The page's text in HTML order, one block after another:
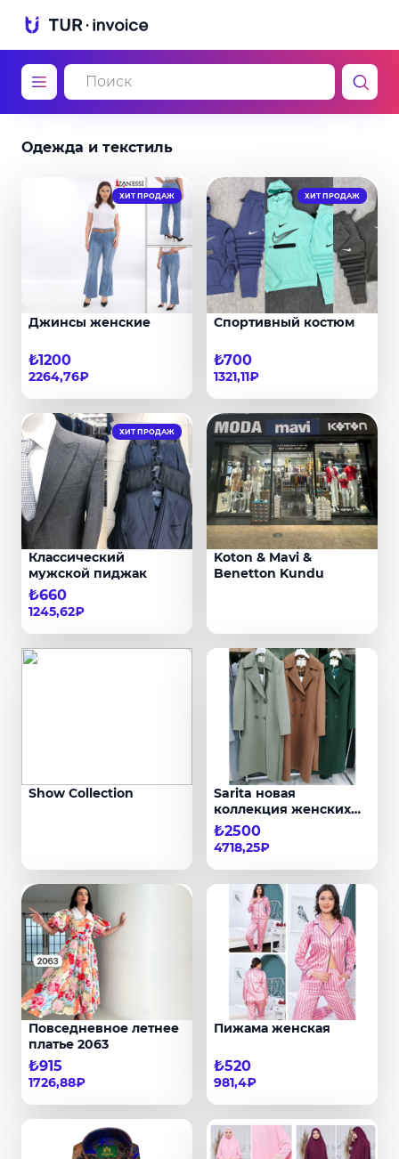
Одежда и текстиль
Джинсы женские
₺1200
2264,76₽
ХИТ ПРОДАЖ
Спортивный костюм
₺700
1321,11₽
ХИТ ПРОДАЖ
Классический
мужской пиджак
₺660
1245,62₽
ХИТ ПРОДАЖ
Koton & Mavi &
Benetton Kundu
Show Collection
Sarita новая
коллекция женских
пальто
₺2500
4718,25₽
Повседневное летнее
платье 2063
₺915
1726,88₽
Пижама женская
₺520
981,4₽